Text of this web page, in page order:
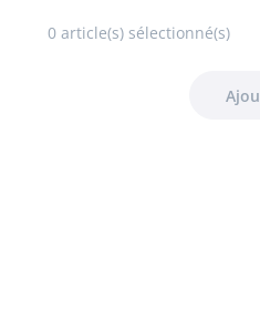
0 article(s) sélectionné(s)